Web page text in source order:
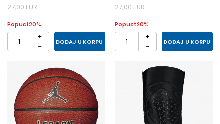
27,00EUR
Popust20%
DODAJ U KORPU
27,00EUR
Popust20%
DODAJ U KORPU